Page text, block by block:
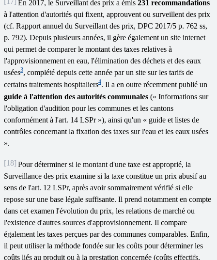
En 2017, le Surveillant des prix a émis 231 recommandations
à l'attention d'autorités qui fixent, approuvent ou surveillent des prix
(cf. Rapport annuel du Surveillant des prix, DPC 2017/5 p. 762 ss,
p. 792). Depuis plusieurs années, il gère également un site internet
qui permet de comparer le montant des taxes relatives à
l'approvisionnement en eau, l'élimination des déchets et des eaux
usées3, complété depuis cette année par un site sur les tarifs de
certains traitements hospitaliers4. Il a en outre récemment publié un
guide à l'attention des autorités communales (« Informations sur
l'obligation d'audition pour les communes et les cantons
conformément à l'art. 14 LSPr »), ainsi qu'un « guide et listes de
contrôles concernant la fixation des taxes sur l'eau et les eaux usées
».
[18] Pour déterminer si le montant d'une taxe est approprié, la
Surveillance des prix examine si la taxe constitue un prix abusif au
sens de l'art. 12 LSPr, après avoir sommairement vérifié si elle
repose sur une base légale suffisante. Il prend notamment en compte
dans cet examen l'évolution du prix, les relations de marché ou
l'existence d'autres sources d'approvisionnement. Il compare
également les taxes perçues par des communes comparables. Enfin,
il peut utiliser la méthode fondée sur les coûts pour déterminer les
coûts liés au produit ou à la prestation concernée (coûts effectifs,